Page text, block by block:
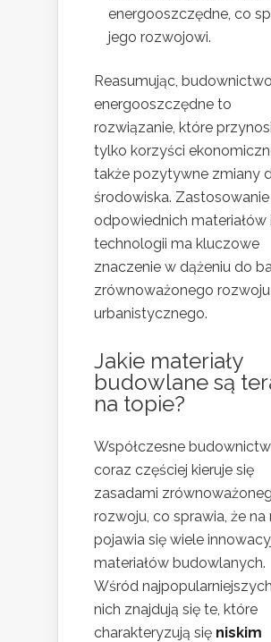
energooszczędne, co
jego rozwojowi.
Reasumując, budownictwo
energooszczędne to
rozwiązanie, które
tylko korzyści
także pozytywne zmiany
środowiska. Zastosowanie
odpowiednich materiałów i
technologii ma kluczowe
znaczenie w dążeniu do
zrównoważonego rozwoju
urbanistycznego.
Jakie materiały
budowlane są
na topie?
Współczesne
coraz częściej kieruje się
zasadami
rozwoju, co sprawia, że na
pojawia się wiele
materiałów budowlanych.
Wśród
nich znajdują się te, które
charakteryzują się niskim